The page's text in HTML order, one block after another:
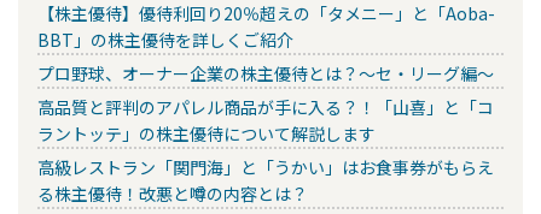
【株主優待】優待利回り20％超えの「タメニー」と「Aoba-
BBT」の株主優待を詳しくご紹介
プロ野球、オーナー企業の株主優待とは？～セ・リーグ編～
高品質と評判のアパレル商品が手に入る？！「山喜」と「コ
ラントッテ」の株主優待について解説します
高級レストラン「関門海」と「うかい」はお食事券がもらえ
る株主優待！改悪と噂の内容とは？